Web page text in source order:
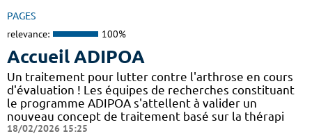
PAGES
relevance: 100%
Accueil ADIPOA
Un traitement pour lutter contre l'arthrose en cours
d'évaluation ! Les équipes de recherches constituant
le programme ADIPOA s'attellent à valider un
nouveau concept de traitement basé sur la thérapi
18/02/2026 15:25